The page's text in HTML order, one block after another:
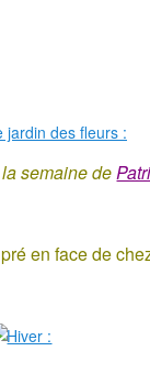
semaine de
en face de